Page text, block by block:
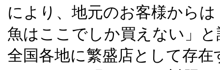
により、地元のお客様から
魚はここでしか買えない」
全国各地に繁盛店として存